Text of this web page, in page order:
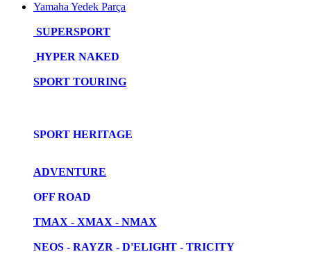
Yamaha Yedek Parça
SUPERSPORT
HYPER NAKED
SPORT TOURING
SPORT HERITAGE
ADVENTURE
OFF ROAD
TMAX - XMAX - NMAX
NEOS - RAYZR - D'ELIGHT - TRICITY